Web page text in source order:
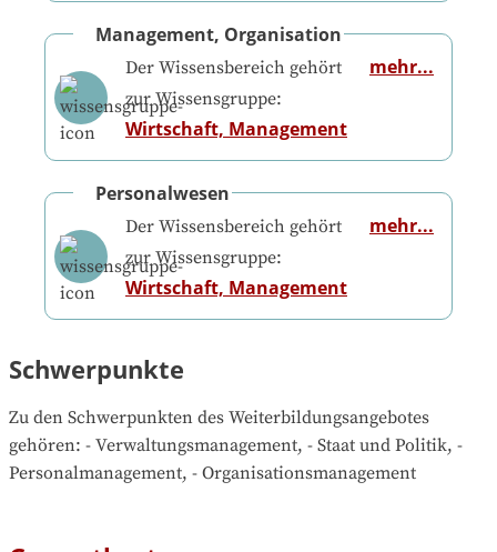
Management, Organisation
Der Wissensbereich gehört
zur Wissensgruppe:
Wirtschaft, Management
mehr...
Personalwesen
Der Wissensbereich gehört
zur Wissensgruppe:
Wirtschaft, Management
mehr...
Schwerpunkte
Zu den Schwerpunkten des Weiterbildungsangebotes
gehören: - Verwaltungsmanagement, - Staat und Politik, -
Personalmanagement, - Organisationsmanagement